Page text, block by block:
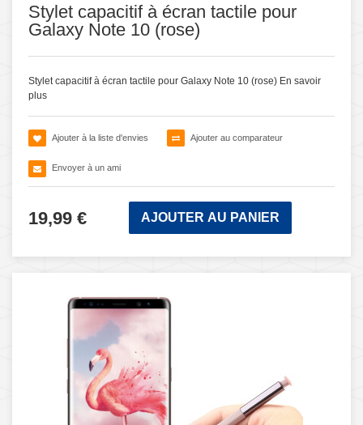
Stylet capacitif à écran tactile pour
Galaxy Note 10 (rose)
Stylet capacitif à écran tactile pour Galaxy Note 10 (rose) En savoir
plus
Ajouter à la liste d'envies Ajouter au comparateur
Envoyer à un ami
19,99 € AJOUTER AU PANIER